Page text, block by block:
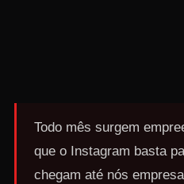
Todo mês surgem
que o Instagram basta
chegam até nós